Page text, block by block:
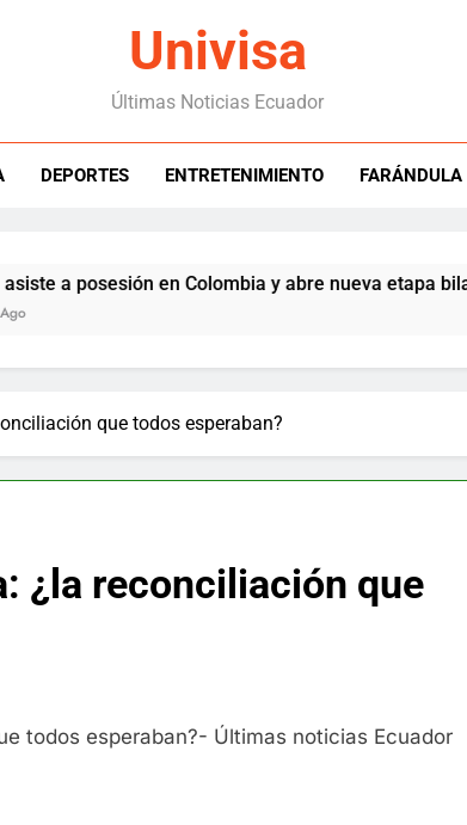
Univisa
Últimas Noticias Ecuador
DEPORTES ENTRETENIMIENTO FARÁNDULA
posesión en Colombia y abre nueva etapa bilateral
que todos esperaban?
¿la reconciliación que